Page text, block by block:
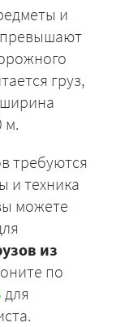
и
превышают
груз,
м.
требуются
и техника
можете
из
по
для